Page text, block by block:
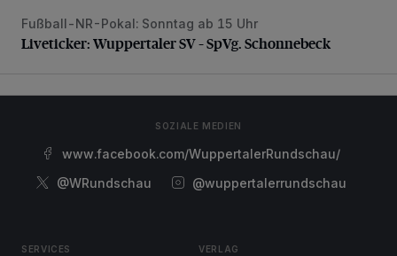
Liveticker: Wuppertaler SV – SpVg. Schonnebeck
Fußball-NR-Pokal: Sonntag ab 15 Uhr
Liveticker: Wuppertaler SV – SpVg. Schonnebeck
SOZIALE MEDIEN
www.facebook.com/WuppertalerRundschau/
@WRundschau
@wuppertalerrundschau
SERVICES VERLAG